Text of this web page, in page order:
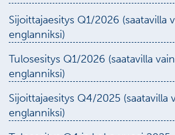
Sijoittajaesitys Q1/2026 (saatavilla
englanniksi)
Tulosesitys Q1/2026 (saatavilla vain
englanniksi)
Sijoittajaesitys Q4/2025 (saatavilla
englanniksi)